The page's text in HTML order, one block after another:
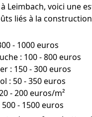
Leimbach, voici une
liés à la
- 1000 euros
: 100 - 800 euros
: 150 - 300 euros
: 50 - 350 euros
- 200 euros/m²
- 1500 euros